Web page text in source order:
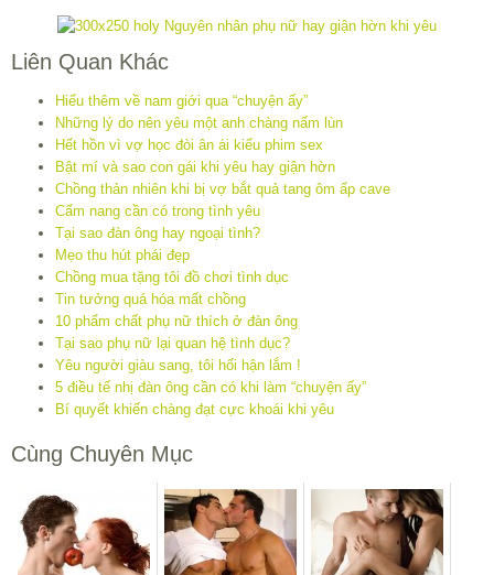
Liên Quan Khác
Hiểu thêm về nam giới qua “chuyện ấy”
Những lý do nên yêu một anh chàng nấm lùn
Hết hồn vì vợ học đòi ân ái kiểu phim sex
Bật mí và sao con gái khi yêu hay giận hờn
Chồng thản nhiên khi bị vợ bắt quả tang ôm ấp cave
Cẩm nang cần có trong tình yêu
Tại sao đàn ông hay ngoại tình?
Mẹo thu hút phái đẹp
Chồng mua tặng tôi đồ chơi tình dục
Tin tưởng quá hóa mất chồng
10 phẩm chất phụ nữ thích ở đàn ông
Tại sao phụ nữ lại quan hệ tình dục?
Yêu người giàu sang, tôi hối hận lắm !
5 điều tế nhị đàn ông cần có khi làm “chuyện ấy”
Bí quyết khiến chàng đạt cực khoái khi yêu
Cùng Chuyên Mục